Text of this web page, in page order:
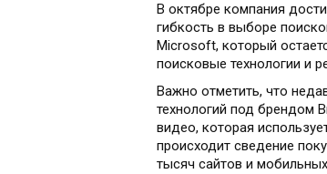
В октябре компания
гибкость в выборе
Microsoft, который
поисковые технологии и
Важно отметить, что
технологий под брендом
видео, которая
происходит сведение
тысяч сайтов и